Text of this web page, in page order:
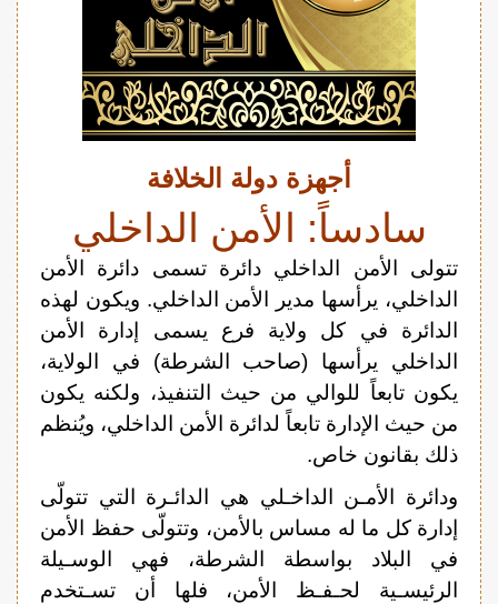
أجهزة دولة الخلافة
سادساً: الأمن الداخلي
تتولى الأمن الداخلي دائرة تسمى دائرة الأمن
الداخلي، يرأسها مدير الأمن الداخلي. ويكون لهذه
الدائرة في كل ولاية فرع يسمى إدارة الأمن
الداخلي يرأسها (صاحب الشرطة) في الولاية،
يكون تابعاً للوالي من حيث التنفيذ، ولكنه يكون
من حيث الإدارة تابعاً لدائرة الأمن الداخلي، ويُنظم
ذلك بقانون خاص.
ودائرة الأمـن الداخـلي هي الدائـرة التي تتولّى
إدارة كل ما له مساس بالأمن، وتتولّى حفظ الأمن
في البلاد بواسطة الشرطة، فهي الوسـيلة
الرئيسـية لحـفـظ الأمن، فلها أن تسـتخدم